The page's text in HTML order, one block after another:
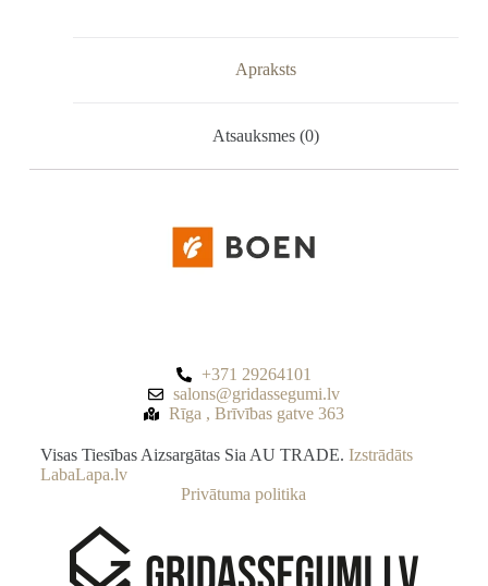
Apraksts
Atsauksmes (0)
+371 29264101
salons@gridassegumi.lv
Rīga , Brīvības gatve 363
Visas Tiesības Aizsargātas Sia AU TRADE. Izstrādāts
LabaLapa.lv
Privātuma politika